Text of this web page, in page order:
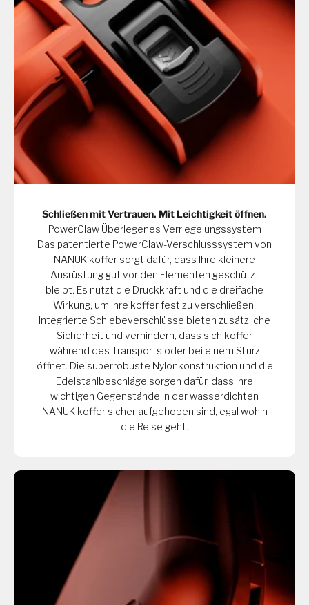
Schließen mit Vertrauen. Mit Leichtigkeit öffnen.
PowerClaw Überlegenes Verriegelungssystem
Das patentierte PowerClaw-Verschlusssystem von
NANUK koffer sorgt dafür, dass Ihre kleinere
Ausrüstung gut vor den Elementen geschützt
bleibt. Es nutzt die Druckkraft und die dreifache
Wirkung, um Ihre koffer fest zu verschließen.
Integrierte Schiebeverschlüsse bieten zusätzliche
Sicherheit und verhindern, dass sich koffer
während des Transports oder bei einem Sturz
öffnet. Die superrobuste Nylonkonstruktion und die
Edelstahlbeschläge sorgen dafür, dass Ihre
wichtigen Gegenstände in der wasserdichten
NANUK koffer sicher aufgehoben sind, egal wohin
die Reise geht.